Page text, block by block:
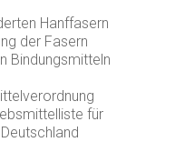
Hanffasern
der Fasern
Bindungsmitteln
für